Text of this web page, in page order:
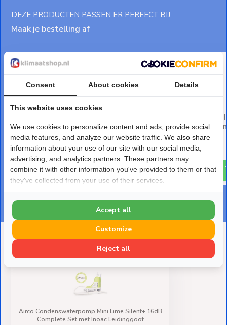
DEZE PRODUCTEN PASSEN ER PERFECT BIJ
Maak je bestelling af
Geribbeld
Deliverytime
€ 15,30
Leidinggoot PVC Wit
CD-75W 75x64 mm 2
Deliverytime
€ 24,-
Deze heb je eerder bekeken
Airco Condenswaterpomp Mini Lime Silent+ 16dB
Complete Set met Inoac Leidinggoot
Consent About cookies Details
This website uses cookies
We use cookies to personalize content and ads, provide social
media features, and analyze our website traffic. We also share
information about your use of our site with our social media,
advertising, and analytics partners. These partners may
combine it with other information you've provided to them or that
they've collected from your use of their services.
Reject all
Customize
Accept all